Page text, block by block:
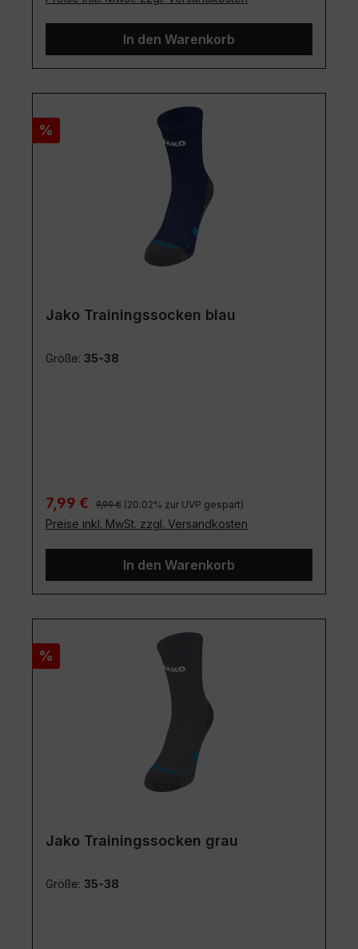
In den Warenkorb
Rabatt
%
Jako Trainingssocken blau
Größe: 35-38
Verkaufspreis:
7,99 € Regulärer Preis:
9,99 € (20.02% zur UVP gespart)
Preise inkl. MwSt. zzgl. Versandkosten
In den Warenkorb
Rabatt
%
Jako Trainingssocken grau
Größe: 35-38